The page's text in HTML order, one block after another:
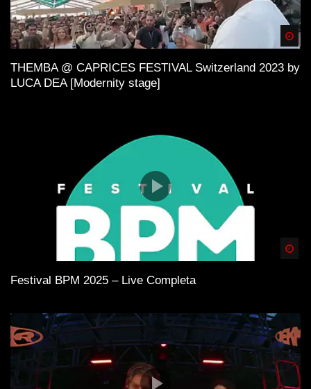
THEMBA @ CAPRICES FESTIVAL Switzerland 2023 by
LUCA DEA [Modernity stage]
Festival BPM 2025 – Live Completa